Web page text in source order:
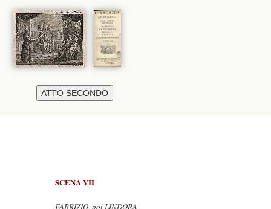
SCENA VII
FABRIZIO, poi LINDORA